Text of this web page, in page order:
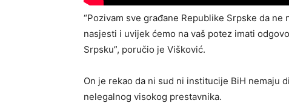
“Pozivam sve građane Republike Srpske da
nasjesti i uvijek ćemo na vaš potez imati
Srpsku”, poručio je Višković.
On je rekao da ni sud ni institucije BiH nemaju
nelegalnog visokog prestavnika.